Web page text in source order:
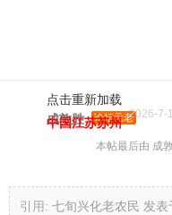
点击重新加载
成敦胜 论坛元老2026-7-
中国江苏苏州
本帖最后由 成
引用: 七旬兴化老农民 发